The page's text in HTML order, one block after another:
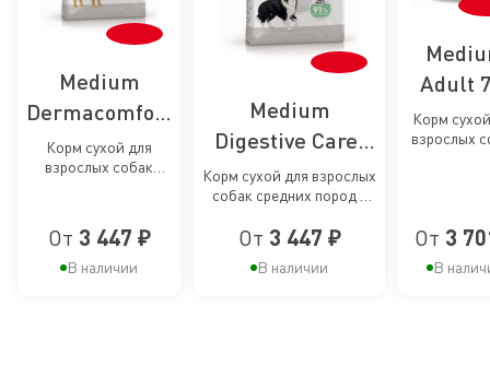
Medium
Dermacomfort
Care, сухой
корм для
раздражений
и зуда кожи у
Корм сухой для
взрослых собак
зуде кожи
От 3 447 ₽
В наличии
Medium
Digestive Care,
сухой корм для
собак средних
пород с
чувствительным
Корм сухой для взрослых
собак средних пород с
пищеварением
От 3 447 ₽
В наличии
Adult
сухой
для
Корм
взрослых
От 3
В